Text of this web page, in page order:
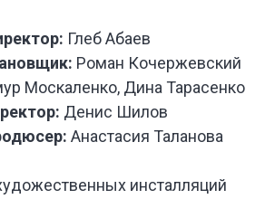
Глеб Абаев
Роман Кочержевский
Москаленко, Дина Тарасенко
Денис Шилов
Анастасия Таланова
инсталляций